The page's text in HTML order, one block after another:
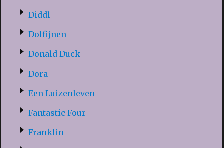
Diddl
Dolfijnen
Donald Duck
Dora
Een Luizenleven
Fantastic Four
Franklin